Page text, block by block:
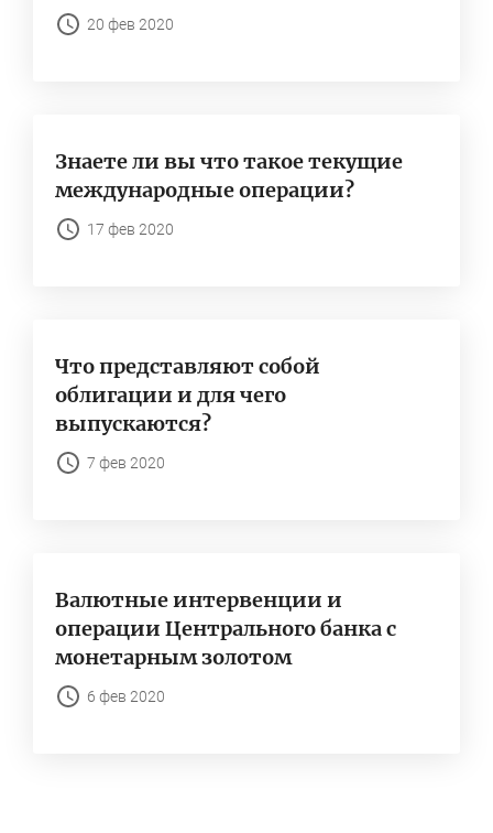
20 фев 2020
Знаете ли вы что такое текущие
международные операции?
17 фев 2020
Что представляют собой
облигации и для чего
выпускаются?
7 фев 2020
Валютные интервенции и
операции Центрального банка с
монетарным золотом
6 фев 2020